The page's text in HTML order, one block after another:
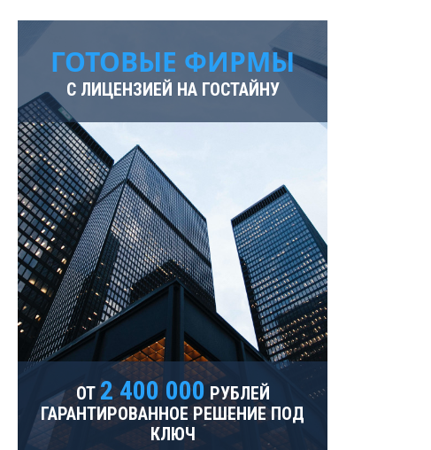
ГОТОВЫЕ ФИРМЫ
С ЛИЦЕНЗИЕЙ НА ГОСТАЙНУ
ОТ2 400 000 РУБЛЕЙ
ГАРАНТИРОВАННОЕ РЕШЕНИЕ ПОД
КЛЮЧ